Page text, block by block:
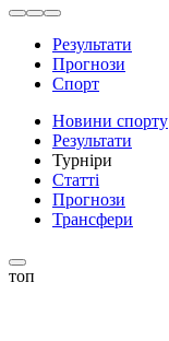
Результати
Прогнози
Спорт
Новини спорту
Результати
Турніри
Статті
Прогнози
Трансфери
топ